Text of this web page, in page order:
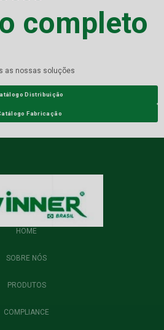
completo
as nossas soluções
Distribuição
Fabricação
HOME
SOBRE NÓS
PRODUTOS
COMPLIANCE